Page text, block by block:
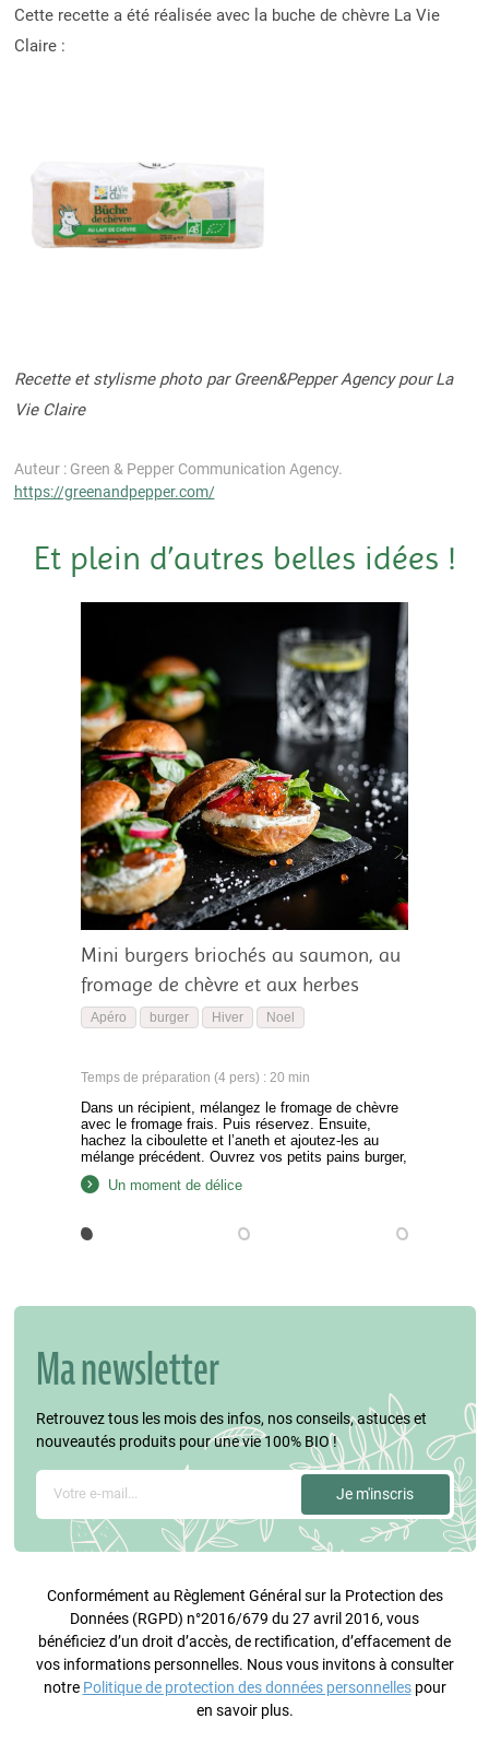
Cette recette a été réalisée avec la buche de chèvre La Vie
Claire :
Recette et stylisme photo par Green&Pepper Agency pour La
Vie Claire
Auteur : Green & Pepper Communication Agency.
https://greenandpepper.com/
Et plein d’autres belles idées !
Mini burgers briochés au saumon, au
fromage de chèvre et aux herbes
Apéro burger Hiver Noel
Temps de préparation (4 pers) : 20 min
Dans un récipient, mélangez le fromage de chèvre
avec le fromage frais. Puis réservez. Ensuite,
hachez la ciboulette et l’aneth et ajoutez-les au
mélange précédent. Ouvrez vos petits pains burger,
puis étalez le mélange de fromage et d’herbes sur
le pain inférieur. Déposez sur ce même pain une
Un moment de délice
Ma newsletter
Retrouvez tous les mois des infos, nos conseils, astuces et
nouveautés produits pour une vie 100% BIO !
Conformément au Règlement Général sur la Protection des
Données (RGPD) n°2016/679 du 27 avril 2016, vous
bénéficiez d’un droit d’accès, de rectification, d’effacement de
vos informations personnelles. Nous vous invitons à consulter
notre Politique de protection des données personnellespour
en savoir plus.